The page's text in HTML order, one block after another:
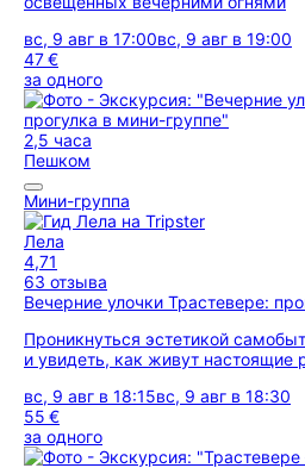
вс, 9 авг в 17:00вс, 9 авг в 19:00
47 €
за одного
2,5 часа
Пешком
Мини-группа
Лела
4,71
63 отзыва
Вечерние улочки Трастевере:
Проникнуться эстетикой
и увидеть, как живут настоящие
вс, 9 авг в 18:15вс, 9 авг в 18:30
55 €
за одного